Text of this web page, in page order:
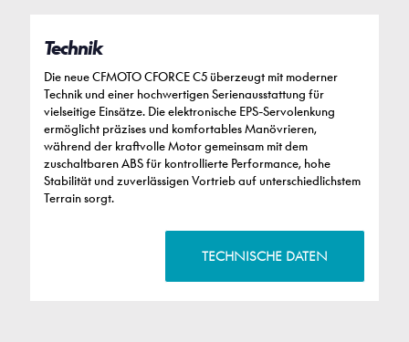
Technik
Die neue CFMOTO CFORCE C5 überzeugt mit moderner
Technik und einer hochwertigen Serienausstattung für
vielseitige Einsätze. Die elektronische EPS-Servolenkung
ermöglicht präzises und komfortables Manövrieren,
während der kraftvolle Motor gemeinsam mit dem
zuschaltbaren ABS für kontrollierte Performance, hohe
Stabilität und zuverlässigen Vortrieb auf unterschiedlichstem
Terrain sorgt.
TECHNISCHE DATEN